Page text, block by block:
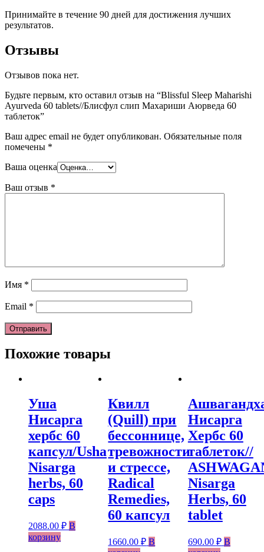
Принимайте в течение 90 дней для достижения лучших
результатов.
Отзывы
Отзывов пока нет.
Будьте первым, кто оставил отзыв на “Blissful Sleep Maharishi
Ayurvedа 60 tablets//Блисфул слип Махариши Аюрведа 60
таблеток”
Ваш адрес email не будет опубликован. Обязательные поля
помечены *
Ваша оценка
Ваш отзыв *
Имя *
Email *
Похожие товары
Уша
Нисарга
хербс 60
капсул/Usha
Nisarga
herbs, 60
caps
2088.00 ₽ В
корзину
Квилл
(Quill) при
бессоннице,
тревожности
и стрессе,
Radical
Remedies,
60 капсул
1660.00₽ В
Нисарга
Хербс 60
таблеток//
Nisarga
Herbs, 60
tablet
690.00 ₽ В